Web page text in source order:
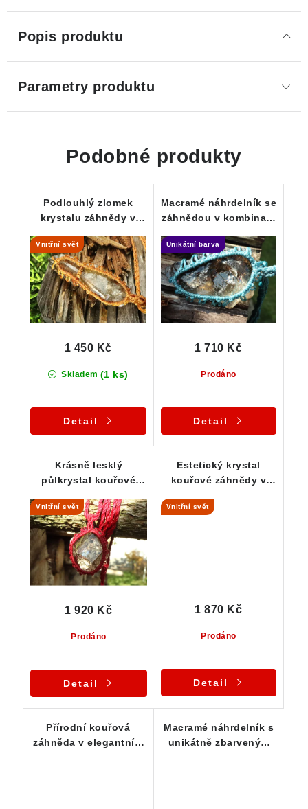
Popis produktu
Parametry produktu
Podobné produkty
Podlouhlý zlomek
krystalu záhnědy v
Vnitřní svět
Skladem (1 ks)
1 450 Kč
Detail
Macramé náhrdelník se
záhnědou v kombinaci
Unikátní barva
Prodáno
1 710 Kč
Detail
Krásně lesklý
půlkrystal kouřové
macramé náhrdelníku
Vnitřní svět
Prodáno
1 920 Kč
Detail
Estetický krystal
kouřové záhnědy v
Vnitřní svět
Prodáno
1 870 Kč
Detail
Přírodní kouřová
záhněda v elegantním
Macramé náhrdelník s
unikátně zbarveným